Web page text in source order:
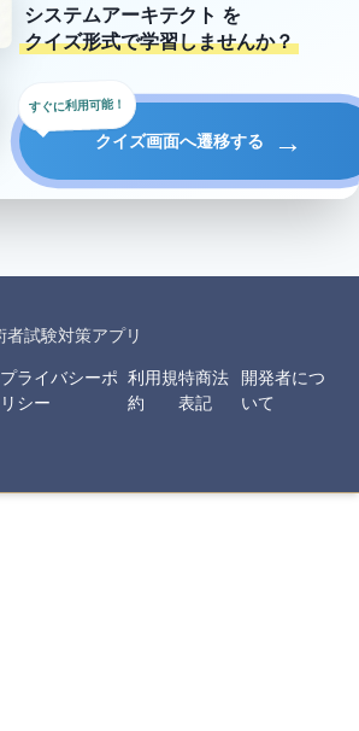
システムアーキテクト を
クイズ形式で学習しませんか？
クイズ画面へ遷移する →
すぐに利用可能！
試験対策アプリ
プライバシーポ
リシー
利用規
約
特商法
表記
開発者につ
いて